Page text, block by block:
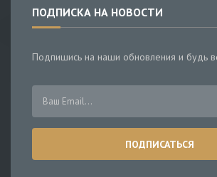
ПОДПИСКА НА НОВОСТИ
Подпишись на наши обновления и будь